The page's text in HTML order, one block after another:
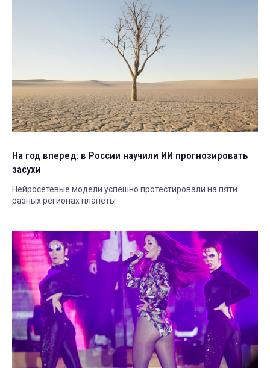
На год вперед: в России научили ИИ прогнозировать
засухи
Нейросетевые модели успешно протестировали на пяти
разных регионах планеты